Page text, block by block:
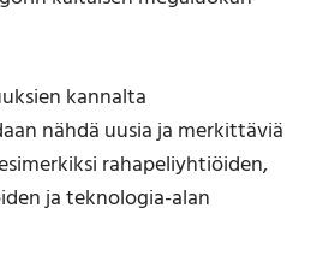
kannalta
nähdä uusia ja merkittäviä
rahapeliyhtiöiden,
ja teknologia-alan